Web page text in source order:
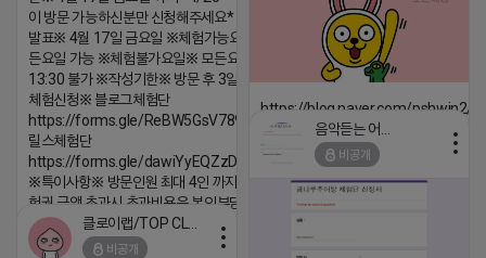
이 방문 가능하신분만 신청해주세요* ※체험단
발표※ 4월 17일 금요일 ※체험가능요일※ 모
든요일 가능 ※체험불가요일※ 모든요일 12 ~
13:30 불가 ※작성기한※ 방문 후 3일 이내 ※
체험신청※ 블로그체험단
https://forms.gle/ReBW5GsV789ur2Pz6
릴스체험단
https://forms.gle/dawiYyEQZzDdqf8W8
※특이사항※ 방문인원 최대 4인 까지 가능 체
험권 금액 초과시 초과비용은 본인부담입니다.
2026-04-18 17:13
https://blog.naver.com/pshwin2/
2026-04-18 17:12
비공개
비공개